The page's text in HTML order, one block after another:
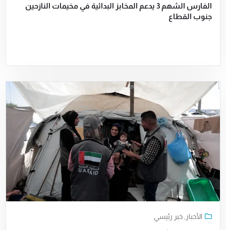
الفارس الشهم 3 يدعم المخابز البدائية في مخيمات النازحين
جنوب القطاع
الأخبار ,خبر رئيسي